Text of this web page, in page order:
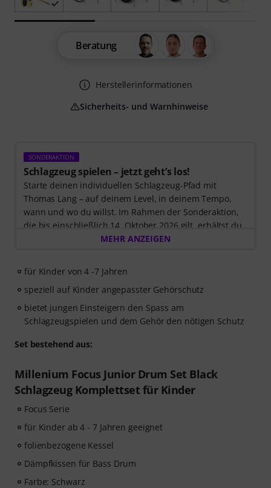
SONDERAKTION
Schlagzeug spielen – jetzt geht’s los!
Starte deinen individuellen Schlagzeug-Pfad mit
Thomas Lang – auf deinem Level, in deinem Tempo,
wann und wo du willst. Im Rahmen der Sonderaktion,
die bis einschließlich 14. Oktober 2026 gilt, erhältst du
3 Monate exklusiven Zugang zur MyGroove School of
wird Dir automatisch per E-Mail zugeschickt.
MEHR ANZEIGEN
für Kinder von 4 -7 Jahren
speziell auf Kinder angepasster Gehörschutz
bietet jungen Einsteigern den Spass am
Schlagzeugspielen und dem Gehör den nötigen Schutz
Set bestehend aus:
Millenium Focus Junior Drum Set Black
Schlagzeug Komplettset für Kinder
Focus Serie
für Kinder ab 4 - 7 Jahren geeignet
folienbezogene Kessel
Dämpfkissen für Bass Drum
Farbe: Schwarz
Beratung
Herstellerinformationen
Sicherheits- und Warnhinweise